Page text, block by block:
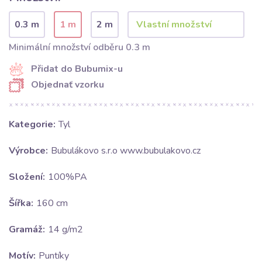
0.3 m 1 m
2 m
Minimální množství odběru 0.3 m
Přidat do Bubumix-u
Objednať vzorku
Kategorie: Tyl
Výrobce: Bubulákovo s.r.o www.bubulakovo.cz
Složení: 100%PA
Šířka: 160 cm
Gramáž: 14 g/m2
Motív: Puntíky